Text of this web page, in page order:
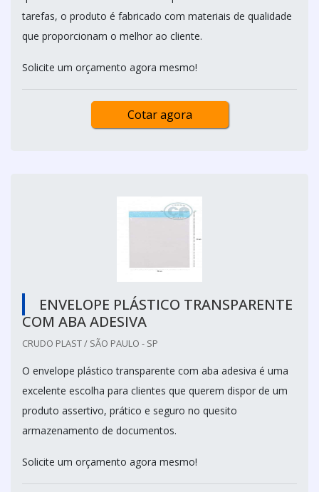
tarefas, o produto é fabricado com materiais de qualidade
que proporcionam o melhor ao cliente.
Solicite um orçamento agora mesmo!
Cotar agora
ENVELOPE PLÁSTICO TRANSPARENTE
COM ABA ADESIVA
CRUDO PLAST / SÃO PAULO - SP
O envelope plástico transparente com aba adesiva é uma
excelente escolha para clientes que querem dispor de um
produto assertivo, prático e seguro no quesito
armazenamento de documentos.
Solicite um orçamento agora mesmo!